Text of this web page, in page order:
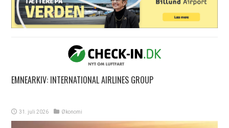
EMNEARKIV: INTERNATIONAL AIRLINES GROUP
31. juli 2026 Økonomi